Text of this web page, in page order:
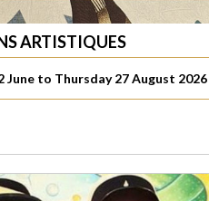
ARTISTIQUES
June to Thursday 27 August 2026